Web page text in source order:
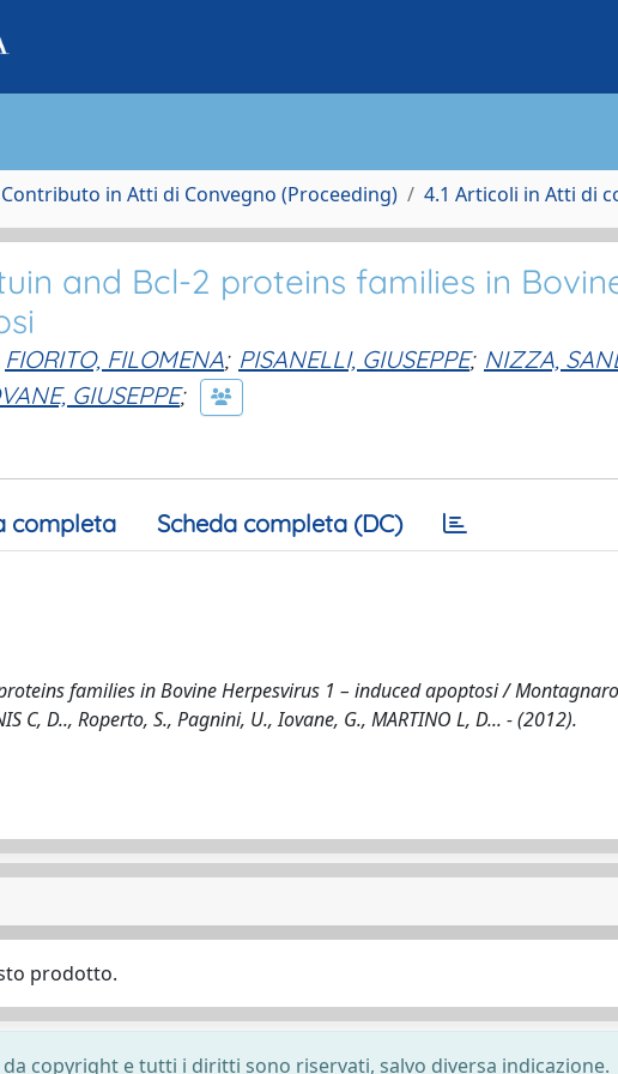
in Atti di Convegno (Proceeding) 4.1 Articoli in Atti di
and Bcl-2 proteins families in
FIORITO, FILOMENA; PISANELLI, GIUSEPPE; NIZZA,
GIUSEPPE;
completa Scheda completa (DC)
families in Bovine Herpesvirus 1 – induced apoptosi /
C, D.., Roperto, S., Pagnini, U., Iovane, G., MARTINO L, D... - (2012).
prodotto.
copyright e tutti i diritti sono riservati, salvo diversa indicazione.